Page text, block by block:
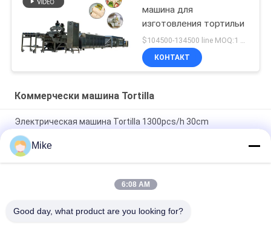
машина для
изготовления тортильи
КОНТАКТ
Коммерчески машина Tortilla
Электрическая машина Tortilla 1300pcs/h 30cm
коммерчески
машина Tortilla супермаркета 3600pcs/h 25cm
коммерчески
Блинчик Lacha Paratha Scallion делая машиной 3000 Pcs/H
Mike
6:08 AM
Good day, what product are you looking for?